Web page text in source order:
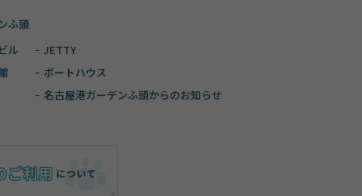
ふ頭
ル
JETTY
ポートハウス
名古屋港ガーデンふ頭からのお知らせ